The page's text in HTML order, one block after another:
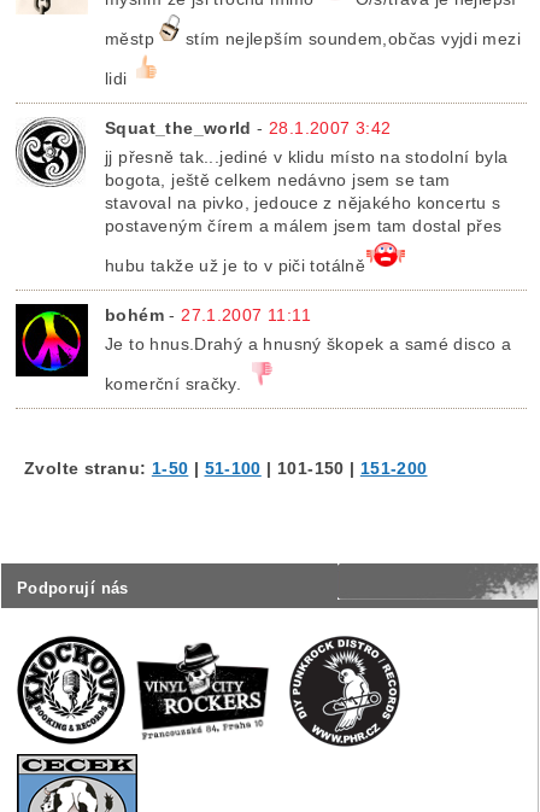
Podporují nás
městp stím nejlepším soundem,občas vyjdi mezi
lidi
Squat_the_world - 28.1.2007 3:42
jj přesně tak...jediné v klidu místo na stodolní byla
bogota, ještě celkem nedávno jsem se tam
stavoval na pivko, jedouce z nějakého koncertu s
postaveným čírem a málem jsem tam dostal přes
hubu takže už je to v piči totálně
bohém - 27.1.2007 11:11
Je to hnus.Drahý a hnusný škopek a samé disco a
komerční sračky.
Zvolte stranu: 1-50 | 51-100 | 101-150 | 151-200